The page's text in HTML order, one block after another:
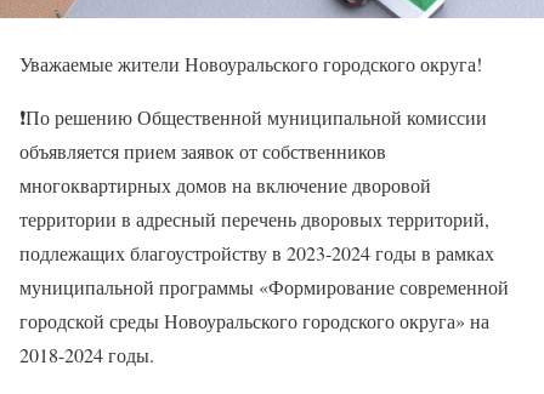
Уважаемые жители Новоуральского городского округа!
❗По решению Общественной муниципальной комиссии
объявляется прием заявок от собственников
многоквартирных домов на включение дворовой
территории в адресный перечень дворовых территорий,
подлежащих благоустройству в 2023-2024 годы в рамках
муниципальной программы «Формирование современной
городской среды Новоуральского городского округа» на
2018-2024 годы.